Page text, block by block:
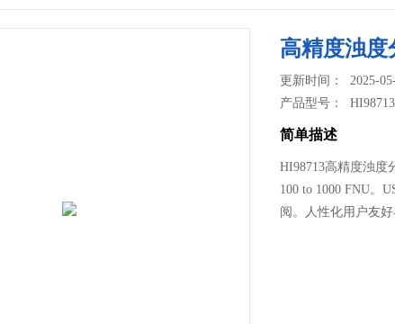
高精度浊度
更新时间： 2025-
产品型号：HI98713
简单描述
HI98713高精度浊度
100 to 1000 FNU。
阅。人性化用户友